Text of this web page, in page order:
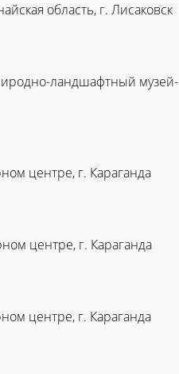
область, г. Лисаковск
ландшафтный музей-
центре, г. Караганда
центре, г. Караганда
центре, г. Караганда